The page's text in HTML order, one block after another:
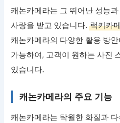
캐논카메라는 그 뛰어난 성능
사랑을 받고 있습니다.럭키카
캐논카메라의 다양한 활용 방
가능하여, 고객이 원하는 사진
있습니다.
캐논카메라의 주요 기능
캐논카메라는 탁월한 화질과